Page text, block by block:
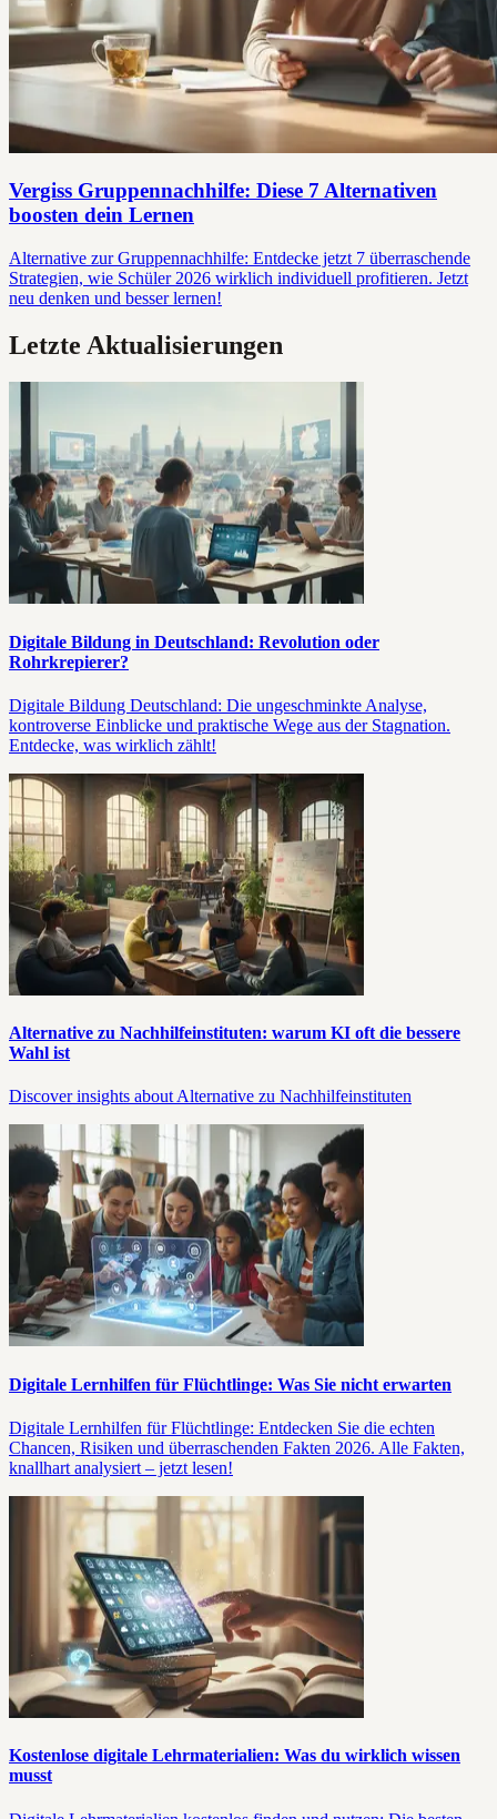
Vergiss Gruppennachhilfe: Diese 7 Alternativen
boosten dein Lernen
Alternative zur Gruppennachhilfe: Entdecke jetzt 7 überraschende
Strategien, wie Schüler 2026 wirklich individuell profitieren. Jetzt
neu denken und besser lernen!
Letzte Aktualisierungen
Digitale Bildung in Deutschland: Revolution oder
Rohrkrepierer?
Digitale Bildung Deutschland: Die ungeschminkte Analyse,
kontroverse Einblicke und praktische Wege aus der Stagnation.
Entdecke, was wirklich zählt!
Alternative zu Nachhilfeinstituten: warum KI oft die bessere
Wahl ist
Discover insights about Alternative zu Nachhilfeinstituten
Digitale Lernhilfen für Flüchtlinge: Was Sie nicht erwarten
Digitale Lernhilfen für Flüchtlinge: Entdecken Sie die echten
Chancen, Risiken und überraschenden Fakten 2026. Alle Fakten,
knallhart analysiert – jetzt lesen!
Kostenlose digitale Lehrmaterialien: Was du wirklich wissen
musst